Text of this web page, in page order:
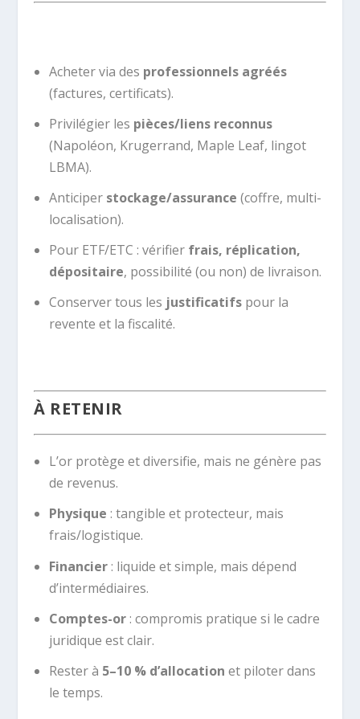
Acheter via des professionnels agréés
(factures, certificats).
Privilégier les pièces/liens reconnus
(Napoléon, Krugerrand, Maple Leaf, lingot
LBMA).
Anticiper stockage/assurance (coffre, multi-
localisation).
Pour ETF/ETC : vérifier frais, réplication,
dépositaire, possibilité (ou non) de livraison.
Conserver tous les justificatifspour la
revente et la fiscalité.
À RETENIR
L’or protège et diversifie, mais ne génère pas
de revenus.
Physique : tangible et protecteur, mais
frais/logistique.
Financier: liquide et simple, mais dépend
d’intermédiaires.
Comptes-or: compromis pratique si le cadre
juridique est clair.
Rester à 5–10 % d’allocation et piloter dans
le temps.